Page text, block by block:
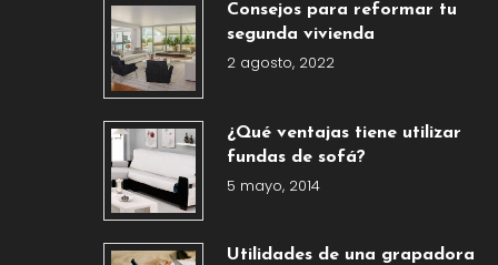
Consejos para reformar tu
segunda vivienda
2 agosto, 2022
¿Qué ventajas tiene utilizar
fundas de sofá?
5 mayo, 2014
Utilidades de una grapadora